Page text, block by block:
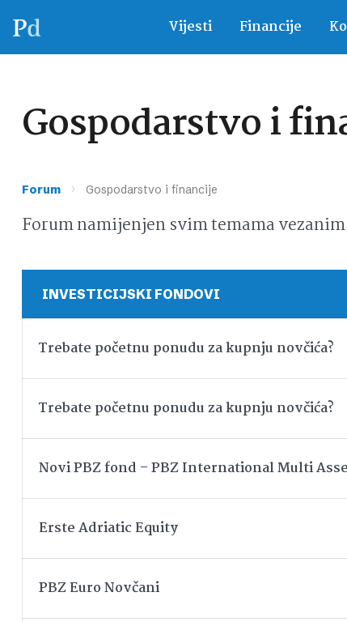
Vijesti Financije
Gospodarstvo i
Forum › Gospodarstvo i financije
Forum namijenjen svim temama
INVESTICIJSKI FONDOVI
Trebate početnu ponudu za kupnju novčića?
Trebate početnu ponudu za kupnju novčića?
Novi PBZ fond – PBZ International Multi
Erste Adriatic Equity
PBZ Euro Novčani